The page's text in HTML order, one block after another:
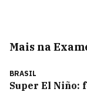
Mais na
BRASIL
Super El Niño: